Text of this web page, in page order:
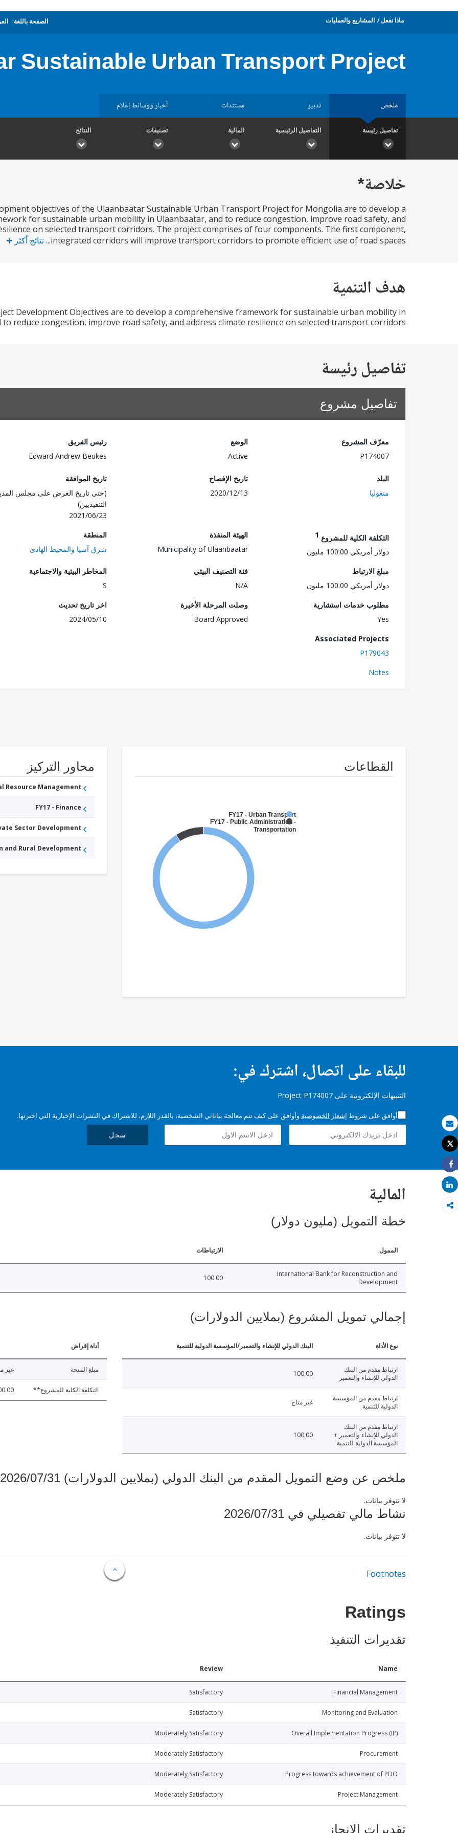
بريد الكتروني
طباعة
Tweet
Share
Share
ماذا نفعل المشاريع والعمليات الصفحة باللغة:
Sustainable Urban Transport Project
ملخص تدبير مستندات أخبار ووسائط إعلام
تفاصيل رئيسة التفاصيل الرئيسية المالية تصنيفات النتائج
خلاصة*
objectives of the Ulaanbaatar Sustainable Urban Transport Project for Mongolia are to develop a
for sustainable urban mobility in Ulaanbaatar, and to reduce congestion, improve road safety, and
on selected transport corridors. The project comprises of four components. The first component,
integrated corridors will improve transport corridors to promote efficient use of road spaces...
نتائج أكثر
هدف التنمية
Development Objectives are to develop a comprehensive framework for sustainable urban mobility in
reduce congestion, improve road safety, and address climate resilience on selected transport corridors.
تفاصيل رئيسة
تفاصيل مشروع
معرّف المشروع
P174007
الوضع
Active
رئيس الفريق
Edward Andrew Beukes
البلد
منغوليا
تاريخ الإفصاح
2020/12/13
تاريخ الموافقة
(حتى تاريخ العرض على مجلس
التنفيذيين)
2021/06/23
التكلفة الكلية للمشروع 1
دولار أمريكي 100.00 مليون
الهيئة المنفذة
Municipality of Ulaanbaatar
المنطقة
شرق آسيا والمحيط الهادئ
مبلغ الارتباط
دولار أمريكي 100.00 مليون
فئة التصنيف البيئي
N/A
المخاطر البيئية والاجتماعية
S
مطلوب خدمات استشارية
Yes
وصلت المرحلة الأخيرة
Board Approved
اخر تاريخ تحديث
2024/05/10
Associated Projects
P179043
Notes
القطاعات
FY17 - Urban Transport
FY17 - Public Administration -
Transportation
محاور التركيز
Resource Management
FY17 - Finance
Sector Development
and Rural Development
للبقاء على اتصال، اشترك في:
التنبيهات الإلكترونية على Project P174007
أوافق على شروط إشعار الخصوصية وأوافق على كيف تتم معالجة بياناتي الشخصية، بالقدر اللازم، للاشتراك في النشرات الإخبارية التي اخترتها.
سجل
المالية
خطة التمويل (مليون دولار)
الممول الارتباطات
International Bank for Reconstruction and
Development
100.00
إجمالي تمويل المشروع (بملايين الدولارات)
نوع الأداة البنك الدولي للإنشاء والتعمير/المؤسسة الدولية للتنمية
ارتباط مقدم من البنك
الدولي للإنشاء والتعمير
100.00
ارتباط مقدم من المؤسسة
الدولية للتنمية
غير متاح
ارتباط مقدم من البنك
الدولي للإنشاء والتعمير +
المؤسسة الدولية للتنمية
100.00
أداة إقراض
مبلغ المنحة غير
التكلفة الكلية للمشروع**
ملخص عن وضع التمويل المقدم من البنك الدولي (بملايين الدولارات) 2026/07/31
لا تتوفر بيانات.
نشاط مالي تفصيلي في 2026/07/31
لا تتوفر بيانات.
Footnotes
Ratings
تقديرات التنفيذ
Name
Review
Financial Management
Satisfactory
Monitoring and Evaluation
Satisfactory
Overall Implementation Progress (IP)
Moderately Satisfactory
Procurement
Moderately Satisfactory
Progress towards achievement of PDO
Moderately Satisfactory
Project Management
Moderately Satisfactory
تقديرات الإنجاز